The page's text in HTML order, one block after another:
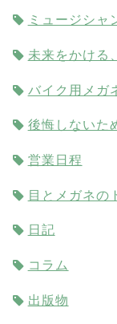
ミュージシャ
未来をかける
バイク用メガ
後悔しないた
営業日程
目とメガネの
日記
コラム
出版物